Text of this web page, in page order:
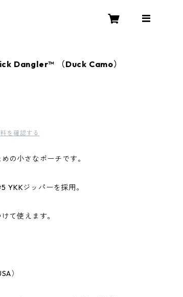
Dangler™ （Duck Camo）
を確認する
の小さなポーチです。
YKKジッパーを採用。
て使えます。
）